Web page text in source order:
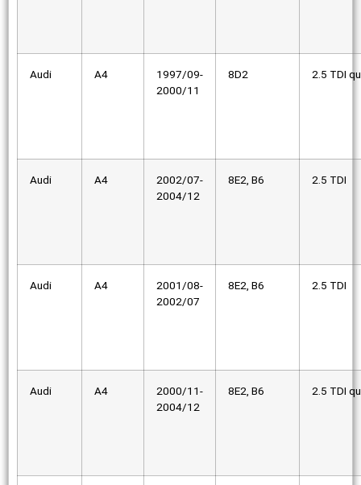
Audi A4
1997/09-
2000/11
8D2 2.5 TDI
Audi A4
2002/07-
2004/12
8E2, B6 2.5 TDI
Audi A4
2001/08-
2002/07
8E2, B6 2.5 TDI
Audi A4
2000/11-
2004/12
8E2, B6 2.5 TDI